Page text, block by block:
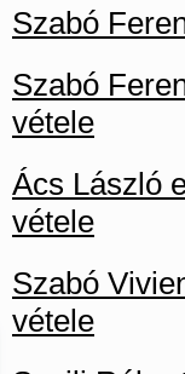
Szabó
Szabó
vétele
Ács László
vétele
Szabó
vétele